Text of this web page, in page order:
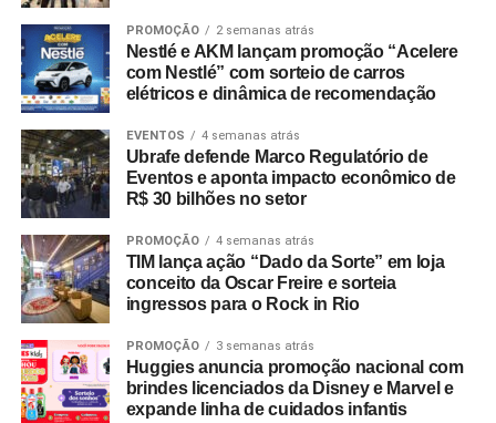
No âmbito comercial, organizações com programas
estruturados de viagens de incentivo registram até três
vezes mais chances de ultrapassar suas metas de
programas similares.
A Copa do Mundo do México, Estados Unidos e Canadá
Segundo números da FIFA, foram comercializados mais
de 607 mil pacotes de hospitalidade durante o torneio
mundial. Do total de compradores corporativos do
figurando o Brasil entre os dez principais mercados
globais consumidores da modalidade.
PROMOÇÃO 2 semanas atrás
Nestlé e AKM lançam promoção “Acelere
com Nestlé” com sorteio de carros
elétricos e dinâmica de recomendação
EVENTOS 4 semanas atrás
Ubrafe defende Marco Regulatório de
Eventos e aponta impacto econômico de
R$ 30 bilhões no setor
PROMOÇÃO 4 semanas atrás
TIM lança ação “Dado da Sorte” em loja
conceito da Oscar Freire e sorteia
ingressos para o Rock in Rio
PROMOÇÃO 3 semanas atrás
Huggies anuncia promoção nacional com
brindes licenciados da Disney e Marvel e
expande linha de cuidados infantis